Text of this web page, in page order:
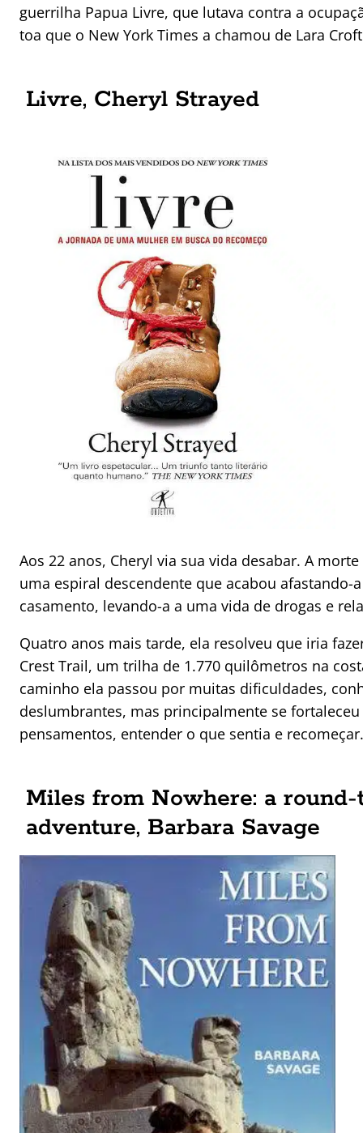
guerrilha Papua Livre, que lutava contra a
toa que o New York Times a chamou de Lara
Livre, Cheryl Strayed
Aos 22 anos, Cheryl via sua vida desabar. A
uma espiral descendente que acabou
casamento, levando-a a uma vida de drogas e
Quatro anos mais tarde, ela resolveu que iria
Crest Trail, um trilha de 1.770 quilômetros na
caminho ela passou por muitas dificuldades,
deslumbrantes, mas principalmente se
pensamentos, entender o que sentia e recomeçar.
Miles from Nowhere: a
adventure, Barbara Savage